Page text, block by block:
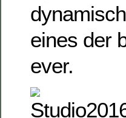
eines der
ever.